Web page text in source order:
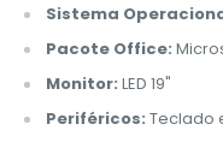
Sistema
Pacote Office:
Monitor: LED 19"
Periféricos: Teclado